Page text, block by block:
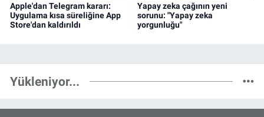
Apple'dan Telegram kararı:
Uygulama kısa süreliğine App
Store'dan kaldırıldı
Yapay zeka çağının yeni
sorunu: "Yapay zeka
yorgunluğu"
Yükleniyor...